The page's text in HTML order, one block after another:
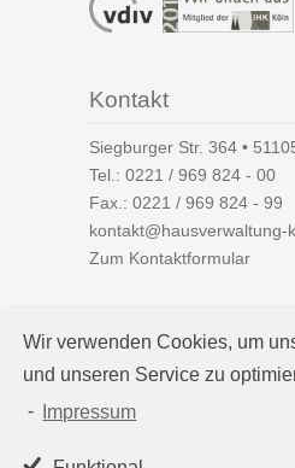
Wir verwenden Cookies, um
und unseren Service zu
-
Impressum
Kontakt
Siegburger Str. 364 •
Tel.: 0221 / 969 824 - 00
Fax.: 0221 / 969 824 - 99
kontakt@hausverwaltung-
Zum Kontaktformular
Auf einen Blick
Hausverwaltung Köln
Immobilienverwaltung